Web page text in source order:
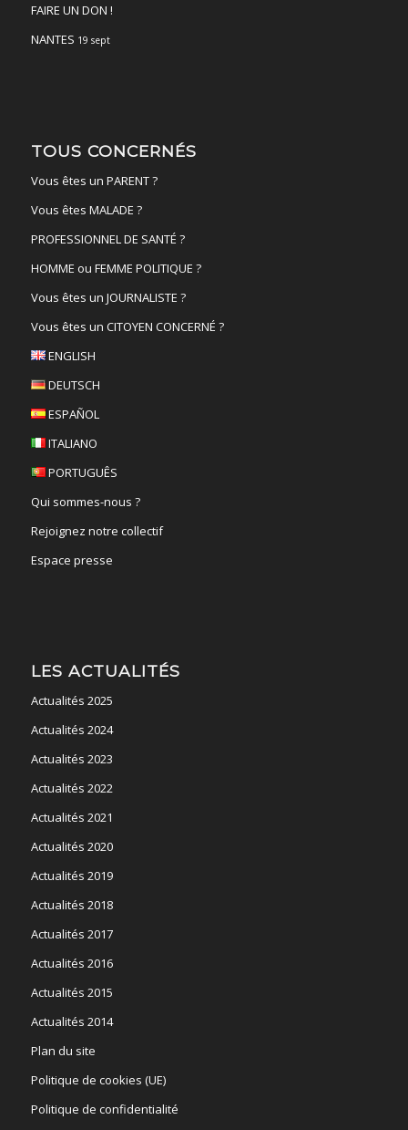
FAIRE UN DON !
NANTES 19 sept
TOUS CONCERNÉS
Vous êtes un PARENT ?
Vous êtes MALADE ?
PROFESSIONNEL DE SANTÉ ?
HOMME ou FEMME POLITIQUE ?
Vous êtes un JOURNALISTE ?
Vous êtes un CITOYEN CONCERNÉ ?
ENGLISH
DEUTSCH
ESPAÑOL
ITALIANO
PORTUGUÊS
Qui sommes-nous ?
Rejoignez notre collectif
Espace presse
LES ACTUALITÉS
Actualités 2025
Actualités 2024
Actualités 2023
Actualités 2022
Actualités 2021
Actualités 2020
Actualités 2019
Actualités 2018
Actualités 2017
Actualités 2016
Actualités 2015
Actualités 2014
Plan du site
Politique de cookies (UE)
Politique de confidentialité